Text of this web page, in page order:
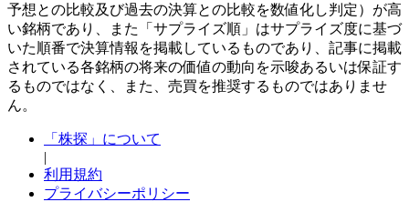
予想との比較及び過去の決算との比較を数値化し判定）が高
い銘柄であり、また「サプライズ順」はサプライズ度に基づ
いた順番で決算情報を掲載しているものであり、記事に掲載
されている各銘柄の将来の価値の動向を示唆あるいは保証す
るものではなく、また、売買を推奨するものではありませ
ん。
「株探」について
|
利用規約
プライバシーポリシー